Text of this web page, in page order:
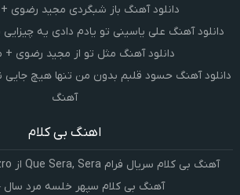
دانلود آهنگ باز شبگردی مجید رضوی
دانلود آهنگ علی یاسینی تو یادم دادی یه
دانلود آهنگ مثل تو از مجید رضوی
دانلود آهنگ حسود قلبم بدون من تنها هیچ
آهنگ
اهنگ بی کلام
آهنگ بی کلام سریال فرام Que Sera, Sera از Jack Jezzro – رایگان
آهنگ بی کلام سپهر خلسه مرد سال